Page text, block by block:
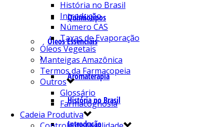
Quimiotipos
Óleos Essenciais
Aromaterapia
História no Brasil
Introdução
História no Brasil
Introdução
Número CAS
Taxas de Evaporação
Óleos Vegetais
Manteigas Amazônica
Termos da Farmacopeia
Outros
Glossário
Farmacognosia
Cadeia Produtiva